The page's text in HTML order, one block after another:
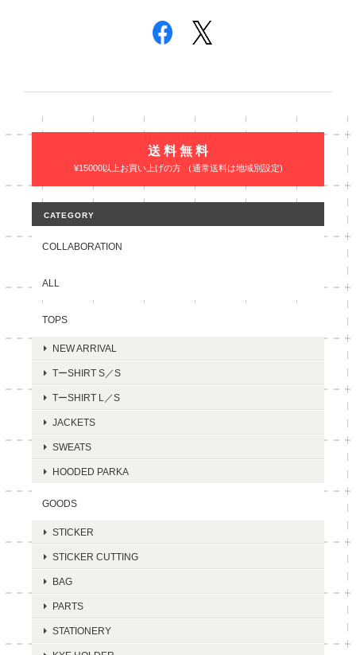
送 料 無 料
¥15000以上お買い上げの方 （通常送料は地域別設定)
CATEGORY
COLLABORATION
ALL
TOPS
NEW ARRIVAL
TーSHIRT S／S
TーSHIRT L／S
JACKETS
SWEATS
HOODED PARKA
GOODS
STICKER
STICKER CUTTING
BAG
PARTS
STATIONERY